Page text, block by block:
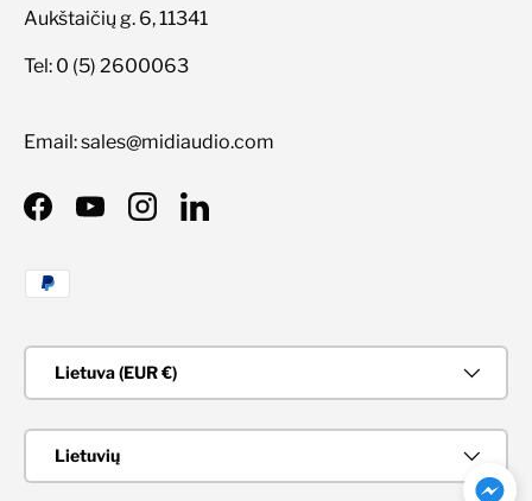
Aukštaičių g. 6, 11341
Tel: 0 (5) 2600063
Email: sales@midiaudio.com
FacebookYouTubeInstagramLinkedIn
Priimami mokėjimo būdai
Lietuva (EUR €)
Lietuvių